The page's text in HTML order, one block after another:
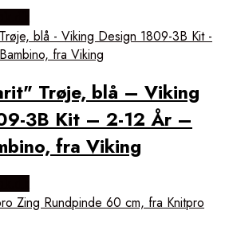
Trøje, blå – Viking
3B Kit – 2-12 År –
fra Viking